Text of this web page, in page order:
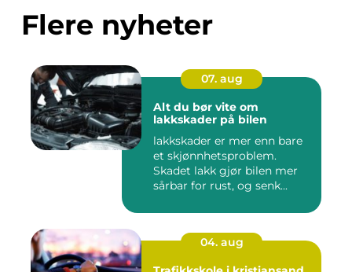
Flere nyheter
07. aug
Alt du bør vite om
lakkskader på bilen
lakkskader er mer enn bare
et skjønnhetsproblem.
Skadet lakk gjør bilen mer
sårbar for rust, og senk...
04. aug